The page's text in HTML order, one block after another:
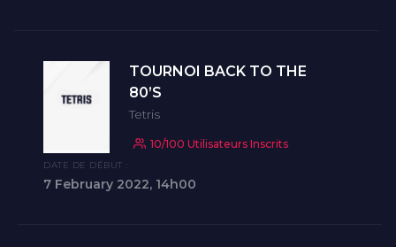
TOURNOI BACK TO THE
80’S
Tetris
10/100 Utilisateurs Inscrits
DATE DE DÉBUT :
7 February 2022, 14h00